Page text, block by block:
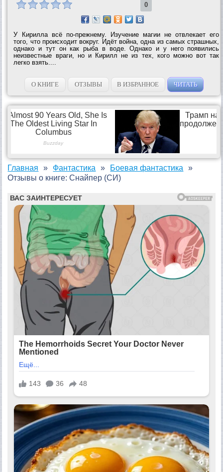
0
У Кирилла всё по-прежнему. Изучение магии не отвлекает его
того, что происходит вокруг. Идёт война, одна из самых страшных,
однако и тут он как рыба в воде. Однако и у него появились
неизвестные враги, но и Кирилл не из тех, кого можно вот так
легко взять....
О КНИГЕ ОТЗЫВЫ В ИЗБРАННОЕ ЧИТАТЬ
Главная Фантастика
Боевая фантастика
Отзывы о книге: Снайпер (СИ)